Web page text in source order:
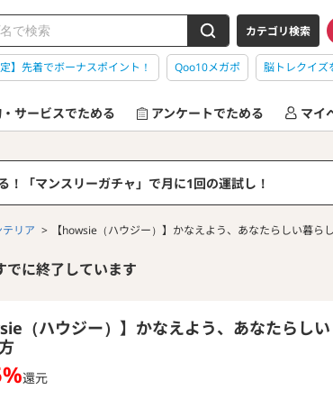
カテゴリ検索
定】先着でボーナスポイント！ Qoo10メガポ 脳トレクイズ
サービスでためる アンケートでためる マイ
！「マンスリーガチャ」で月に1回の運試し！
テリア 【howsie（ハウジー）】かなえよう、あなたらしい暮ら
でに終了しています
（ハウジー）】かなえよう、あなたらしい
還元